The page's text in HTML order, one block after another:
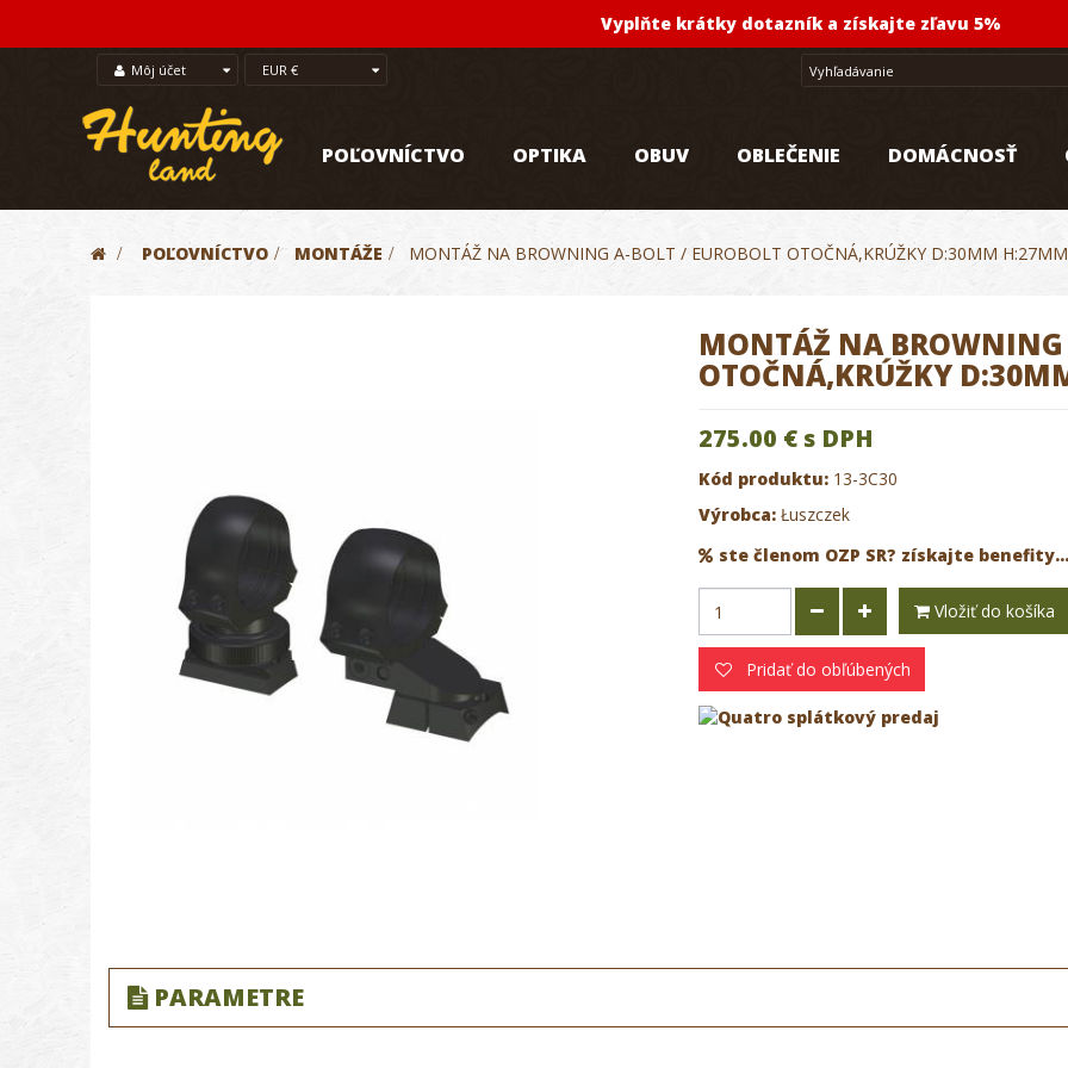
Vyplňte krátky dotazník a získajte zľavu 5%
Môj účet EUR €
POĽOVNÍCTVO OPTIKA OBUV OBLEČENIE DOMÁCNOSŤ
> POĽOVNÍCTVO > MONTÁŽE > MONTÁŽ NA BROWNING A-BOLT / EUROBOLT OTOČNÁ,KRÚŽKY D:30MM H:27MM
MONTÁŽ NA BROWNING
OTOČNÁ,KRÚŽKY
275.00 €s DPH
Kód produktu: 13-3C30
Výrobca: Łuszczek
ste členom OZP SR? získajte benefity...
Vložiť do košíka
Pridať do obľúbených
PARAMETRE